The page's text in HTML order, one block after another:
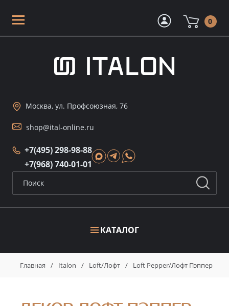
0
КАТАЛОГ
Москва, ул. Профсоюзная, 76
shop@ital-online.ru
+7(495) 298-98-88
+7(968) 740-01-01
Главная / Italon / Loft/Лофт / Loft Pepper/Лофт Пэппер